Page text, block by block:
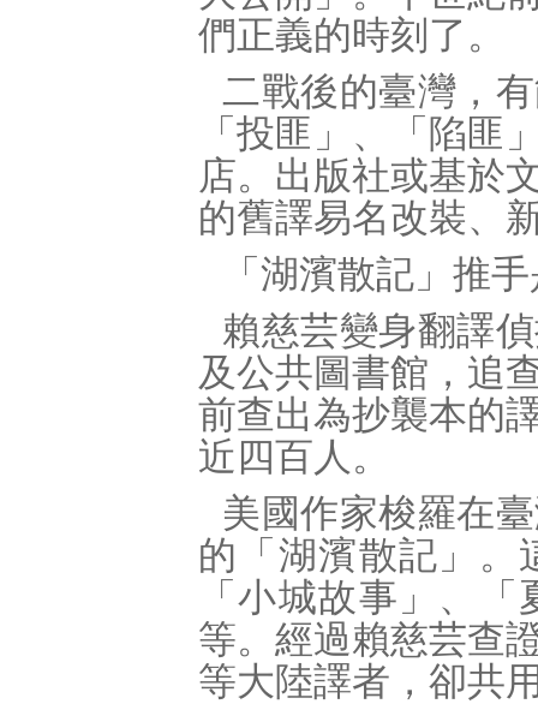
們正義的時刻了。
二戰後的臺灣，
「投匪」、「陷匪
店。出版社或基於
的舊譯易名改裝、
「湖濱散記」推
賴慈芸變身翻譯
及公共圖書館，追
前查出為抄襲本的
近四百人。
美國作家梭羅在
的「湖濱散記」。
「小城故事」、
等。經過賴慈芸查
等大陸譯者，卻共